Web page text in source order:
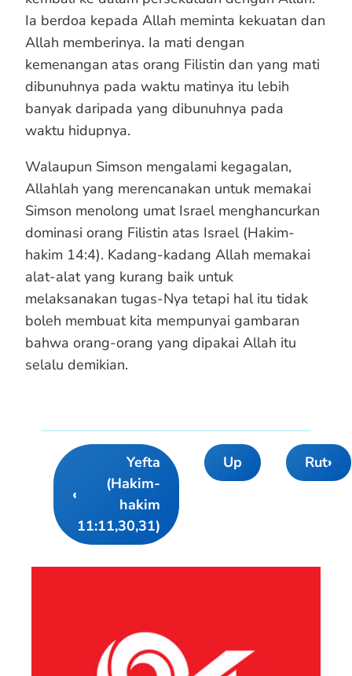
Ia berdoa kepada Allah meminta kekuatan dan
Allah memberinya. Ia mati dengan
kemenangan atas orang Filistin dan yang mati
dibunuhnya pada waktu matinya itu lebih
banyak daripada yang dibunuhnya pada
waktu hidupnya.
Walaupun Simson mengalami kegagalan,
Allahlah yang merencanakan untuk memakai
Simson menolong umat Israel menghancurkan
dominasi orang Filistin atas Israel (Hakim-
hakim 14:4). Kadang-kadang Allah memakai
alat-alat yang kurang baik untuk
melaksanakan tugas-Nya tetapi hal itu tidak
boleh membuat kita mempunyai gambaran
bahwa orang-orang yang dipakai Allah itu
selalu demikian.
Book
traversal
links
for
Doa
16:28-
‹
Yefta
(Hakim-
hakim
11:11,30,31)
Up Rut›